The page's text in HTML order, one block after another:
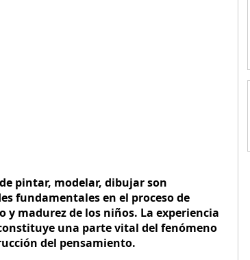
pintar, modelar, dibujar son
fundamentales en el proceso de
y madurez de los niños. La experiencia
una parte vital del fenómeno
del pensamiento.